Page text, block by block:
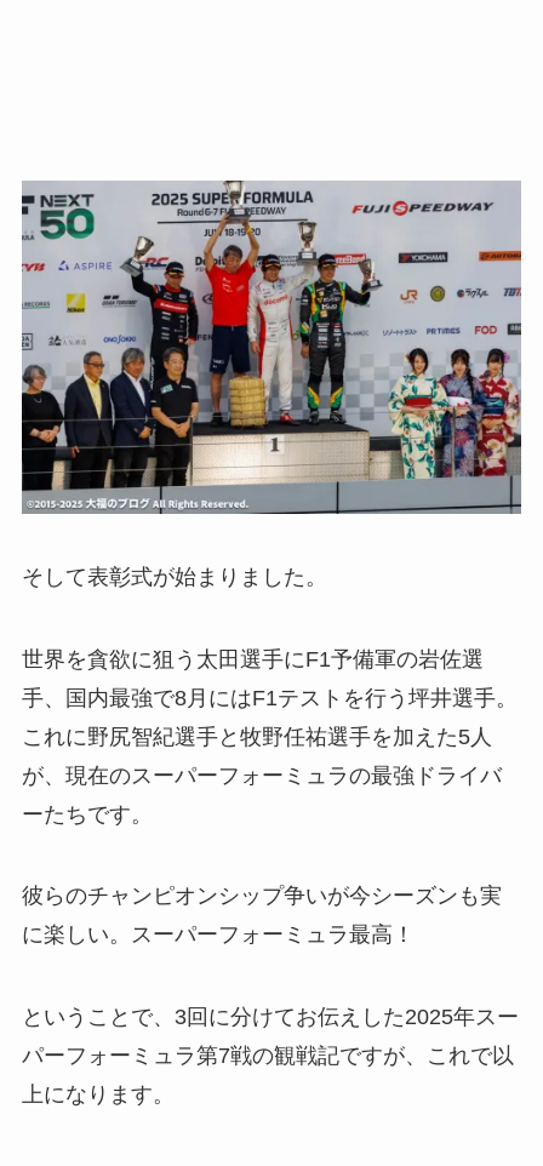
そして表彰式が始まりました。
世界を貪欲に狙う太田選手にF1予備軍の岩佐選
手、国内最強で8月にはF1テストを行う坪井選手。
これに野尻智紀選手と牧野任祐選手を加えた5人
が、現在のスーパーフォーミュラの最強ドライバ
ーたちです。
彼らのチャンピオンシップ争いが今シーズンも実
に楽しい。スーパーフォーミュラ最高！
ということで、3回に分けてお伝えした2025年スー
パーフォーミュラ第7戦の観戦記ですが、これで以
上になります。